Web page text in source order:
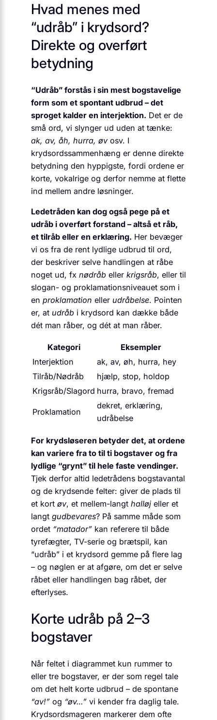
Hvad menes med
“udråb” i krydsord?
Direkte og overført
betydning
“Udråb” forstås i sin mest bogstavelige
form som et spontant udbrud – det
sproget kalder en interjektion. Det er de
små ord, vi slynger ud uden at tænke:
ak, av, åh, hurra, øvosv. I
krydsordssammenhæng er denne direkte
betydning den hyppigste, fordi ordene er
korte, vokalrige og derfor nemme at flette
ind mellem andre løsninger.
Ledetråden kan dog også pege på et
udråb i overført forstand – altså et råb,
et tilråb eller en erklæring. Her bevæger
vi os fra de rent lydlige udbrud til ord,
der beskriver selve handlingen at råbe
noget ud, fx nødråb eller krigsråb, eller til
slogan- og proklamationsniveauet som i
en proklamation eller udråbelse. Pointen
er, at udråb i krydsord kan dække både
dét man råber, og dét at man råber.
Kategori
Eksempler
Interjektion
ak, av, øh, hurra, hey
Tilråb/Nødråb
hjælp, stop, holdop
Krigsråb/Slagord hurra, bravo, fremad
Proklamation
dekret, erklæring,
udråbelse
For krydsløseren betyder det, at ordene
kan variere fra to til ti bogstaver og fra
lydlige “grynt” til hele faste vendinger.
Tjek derfor altid ledetrådens bogstavantal
og de krydsende felter: giver de plads til
et kort øv, et mellem-langt halløj eller et
langt gudbevares? På samme måde som
ordet “matador” kan referere til både
tyrefægter, TV-serie og brætspil, kan
“udråb” i et krydsord gemme på flere lag
– og nøglen er at afgøre, om det er selve
råbet eller handlingen bag råbet, der
efterlyses.
Korte udråb på 2–3
bogstaver
Når feltet i diagrammet kun rummer to
eller tre bogstaver, er der som regel tale
om det helt korte udbrud – de spontane
“av!” og “øv…” vi kender fra daglig tale.
Krydsordsmageren markerer dem ofte